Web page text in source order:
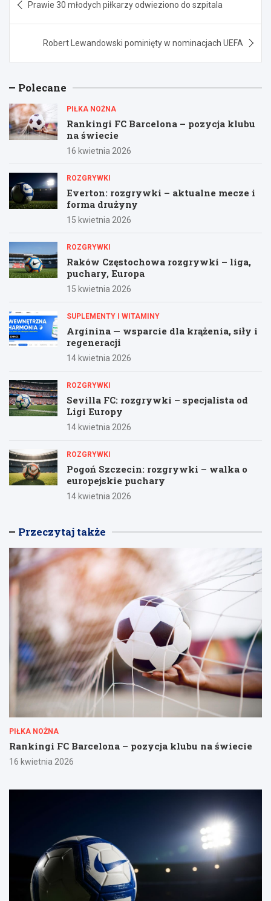
wpisu
Prawie 30 młodych piłkarzy odwieziono do szpitala
Robert Lewandowski pominięty w nominacjach UEFA
Polecane
PIŁKA NOŻNA
Rankingi FC Barcelona – pozycja klubu
na świecie
16 kwietnia 2026
ROZGRYWKI
Everton: rozgrywki – aktualne mecze i
forma drużyny
15 kwietnia 2026
ROZGRYWKI
Raków Częstochowa rozgrywki – liga,
puchary, Europa
15 kwietnia 2026
SUPLEMENTY I WITAMINY
Arginina — wsparcie dla krążenia, siły i
regeneracji
14 kwietnia 2026
ROZGRYWKI
Sevilla FC: rozgrywki – specjalista od
Ligi Europy
14 kwietnia 2026
ROZGRYWKI
Pogoń Szczecin: rozgrywki – walka o
europejskie puchary
14 kwietnia 2026
Przeczytaj także
PIŁKA NOŻNA
Rankingi FC Barcelona – pozycja klubu na świecie
16 kwietnia 2026